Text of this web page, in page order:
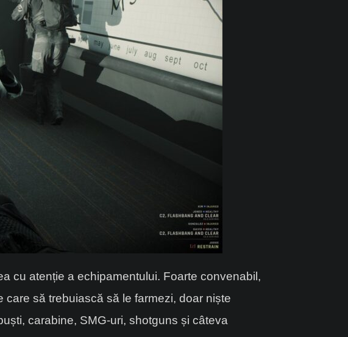
cu atenție a echipamentului. Foarte convenabil,
să trebuiască să le farmezi, doar niște
carabine, SMG-uri, shotguns și câteva